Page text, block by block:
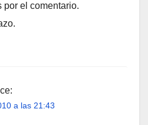
por el comentario.
a las 21:43